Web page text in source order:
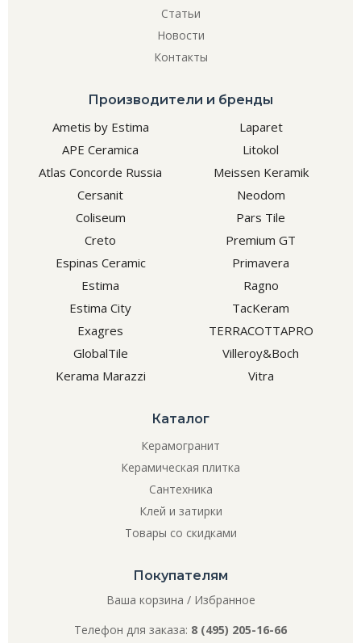
Статьи
Новости
Контакты
Производители и бренды
Ametis by Estima
APE Ceramica
Atlas Concorde Russia
Cersanit
Coliseum
Creto
Espinas Ceramic
Estima
Estima City
Exagres
GlobalTile
Kerama Marazzi
Laparet
Litokol
Meissen Keramik
Neodom
Pars Tile
Premium GT
Primavera
Ragno
TacKeram
TERRACOTTAPRO
Villeroy&Boch
Vitra
Каталог
Керамогранит
Керамическая плитка
Сантехника
Клей и затирки
Товары со скидками
Покупателям
Ваша корзина / Избранное
Телефон для заказа: 8 (495) 205-16-66